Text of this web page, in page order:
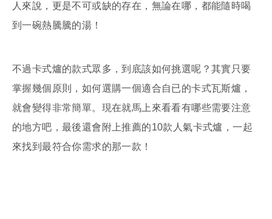
人來說，更是不可或缺的存在，無論在哪，都能隨時喝
到一碗熱騰騰的湯！
不過卡式爐的款式眾多，到底該如何挑選呢？其實只要
掌握幾個原則，如何選購一個適合自已的卡式瓦斯爐，
就會變得非常簡單。現在就馬上來看看有哪些需要注意
的地方吧，最後還會附上推薦的10款人氣卡式爐，一起
來找到最符合你需求的那一款！